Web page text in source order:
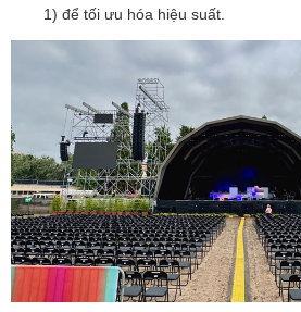
1) để tối ưu hóa hiệu suất.